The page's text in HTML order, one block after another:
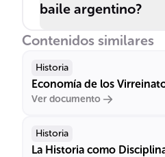
baile argentino?
Contenidos similares
Historia
Economía de los
Ver documento
Historia
La Historia como